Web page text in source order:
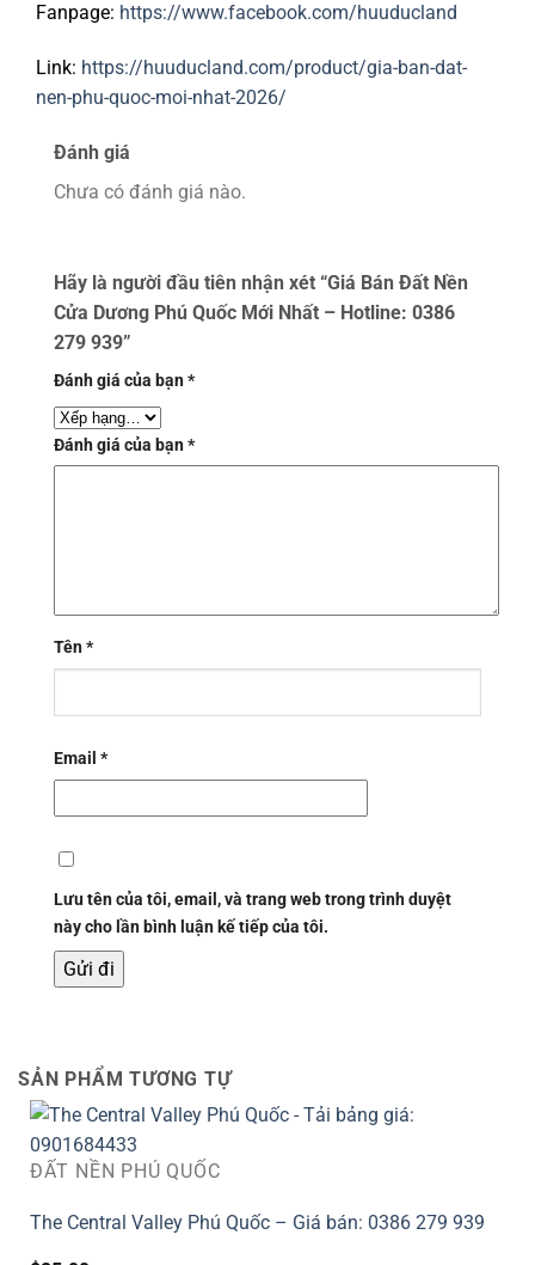
Fanpage: https://www.facebook.com/huuducland
Link: https://huuducland.com/product/gia-ban-dat-
nen-phu-quoc-moi-nhat-2026/
Đánh giá
Chưa có đánh giá nào.
Hãy là người đầu tiên nhận xét “Giá Bán Đất Nền
Cửa Dương Phú Quốc Mới Nhất – Hotline: 0386
279 939”
Đánh giá của bạn*
Đánh giá của bạn*
Tên*
Email *
Lưu tên của tôi, email, và trang web trong trình duyệt
này cho lần bình luận kế tiếp của tôi.
SẢN PHẨM TƯƠNG TỰ
ĐẤT NỀN PHÚ QUỐC
The Central Valley Phú Quốc – Giá bán: 0386 279 939